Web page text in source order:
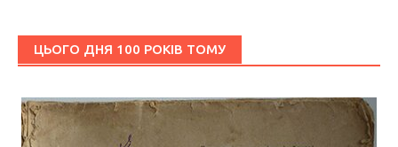
ЦЬОГО ДНЯ 100 РОКІВ ТОМУ